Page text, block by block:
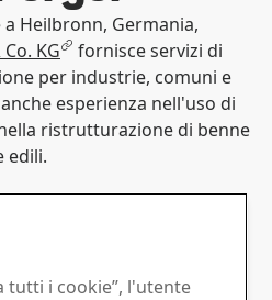
Heilbronn, Germania,
KG
fornisce servizi di
per industrie, comuni e
esperienza nell'uso di
ristrutturazione di benne
edili.
richieste
tutti i cookie”, l'utente